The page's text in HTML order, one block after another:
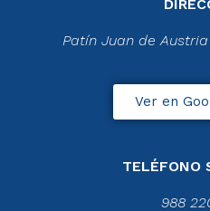
Patín Juan de
Ver en
TELÉFONO
988